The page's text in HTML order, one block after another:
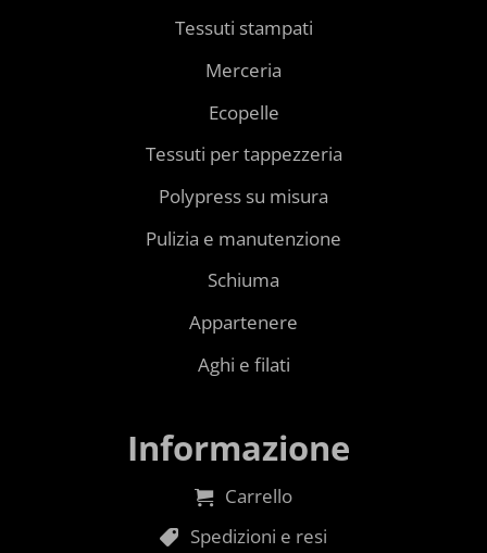
Tessuti stampati
Merceria
Ecopelle
Tessuti per tappezzeria
Polypress su misura
Pulizia e manutenzione
Schiuma
Appartenere
Aghi e filati
Informazione
Carrello
Spedizioni e resi